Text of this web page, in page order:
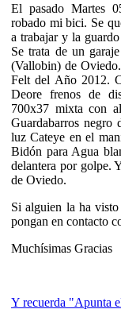
El pasado Martes
robado mi bici. Se
a trabajar y la
Se trata de un
(Vallobin) de
Felt del Año 2012.
Deore frenos de
700x37 mixta con
Guardabarros negro
luz Cateye en el
Bidón para Agua
delantera por golpe.
de Oviedo.
Si alguien la ha
pongan en contacto
Muchísimas Gracias
Y recuerda "Apunta